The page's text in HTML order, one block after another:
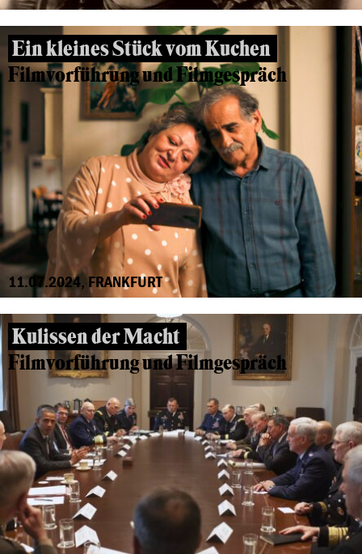
Ein kleines Stück vom Kuchen
Filmvorführung und Filmgespräch
11.07.2024, FRANKFURT
Kulissen der Macht
Filmvorführung und Filmgespräch